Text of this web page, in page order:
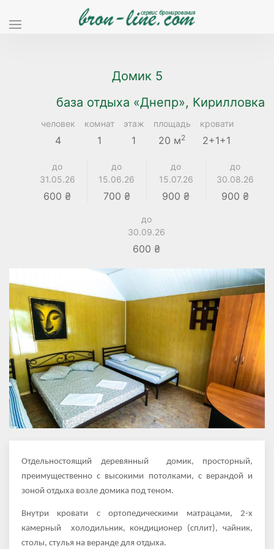
Домик 5
база отдыха «Днепр», Кирилловка
человек
4
комнат
1
этаж
1
площадь
20 м2
кровати
2+1+1
до
31.05.26
600 ₴
до
15.06.26
700 ₴
до
15.07.26
900 ₴
до
30.08.26
900 ₴
до
30.09.26
600 ₴
Отдельностоящий деревянный домик, просторный,
преимущественно с высокими потолками, с верандой и
зоной отдыха возле домика под теном.
Внутри кровати с ортопедическими матрацами, 2-х
камерный холодильник, кондиционер (сплит), чайник,
столы, стулья на веранде для отдыха.